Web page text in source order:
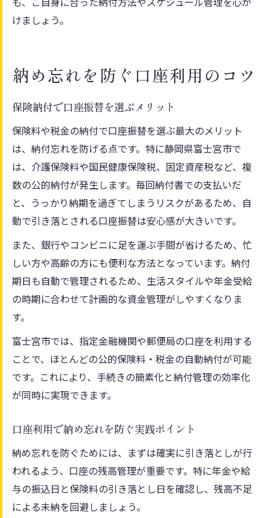
けましょう。
納め忘れを防ぐ口座利用のコツ
保険納付で口座振替を選ぶメリット
保険料や税金の納付で口座振替を選ぶ最大のメリット
は、納付忘れを防げる点です。特に静岡県富士宮市で
は、介護保険料や国民健康保険税、固定資産税など、複
数の公的納付が発生します。毎回納付書での支払いだ
と、うっかり納期を過ぎてしまうリスクがあるため、自
動で引き落とされる口座振替は安心感が大きいです。
また、銀行やコンビニに足を運ぶ手間が省けるため、忙
しい方や高齢の方にも便利な方法となっています。納付
期日も自動で管理されるため、生活スタイルや年金受給
の時期に合わせて計画的な資金管理がしやすくなりま
す。
富士宮市では、指定金融機関や郵便局の口座を利用する
ことで、ほとんどの公的保険料・税金の自動納付が可能
です。これにより、手続きの簡素化と納付管理の効率化
が同時に実現できます。
口座利用で納め忘れを防ぐ実践ポイント
納め忘れを防ぐためには、まずは確実に引き落としが行
われるよう、口座の残高管理が重要です。特に年金や給
与の振込日と保険料の引き落とし日を確認し、残高不足
による未納を回避しましょう。